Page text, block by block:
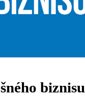
biznisu